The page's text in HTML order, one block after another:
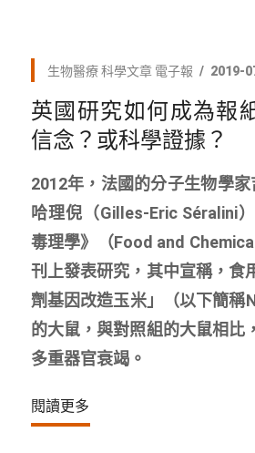
生物醫療 科學文章 電子報 2019-
英國研究如何成為報
信念？或科學證據？
2012年，法國的分子生物學
哈理倪（Gilles-Eric Séralini
毒理學》（Food and
刊上發表研究，其中宣稱，食
劑基因改造玉米」（以下簡稱
的大鼠，與對照組的大鼠相比
多重器官衰竭。
閱讀更多